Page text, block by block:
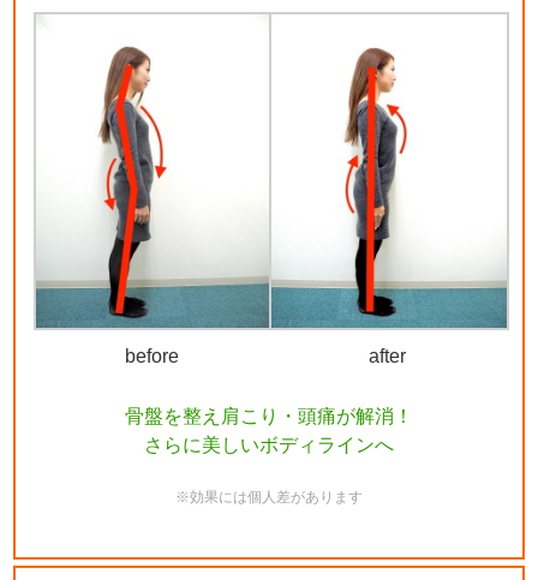
before after
骨盤を整え肩こり・頭痛が解消！
さらに美しいボディラインへ
※効果には個人差があります